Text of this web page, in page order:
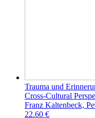
Trauma und
Cross-Cultural
Franz Kaltenbeck,
22.60 €